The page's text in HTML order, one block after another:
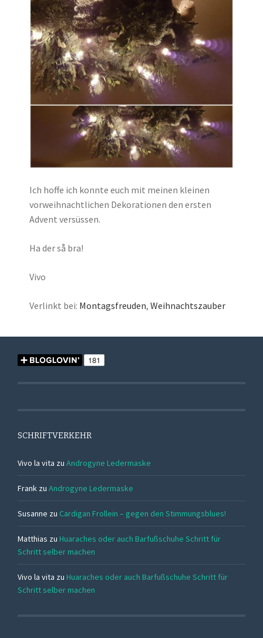
Ich hoffe ich konnte euch mit meinen kleinen
vorweihnachtlichen Dekorationen den ersten
Advent versüssen.
Ha der så bra!
Vivo
Verlinkt bei: Montagsfreuden, Weihnachtszauber
SCHRIFTVERKEHR
Vivo la vita zu Androgyne Ledermaske
Frank zu Androgyne Ledermaske
Susanne zu Cardigan Frollein – gegen den Stimmungsblues!
Matthias zu Huaraches oder auch Barfußschuhe Schritt für
Schritt selber machen
Vivo la vita zu Huaraches oder auch Barfußschuhe Schritt für
Schritt selber machen